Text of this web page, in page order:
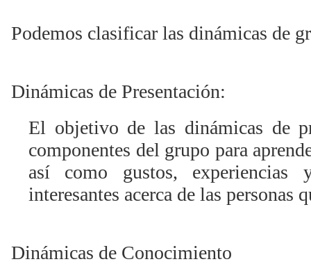
Podemos clasificar las dinámicas de
Dinámicas de Presentación:
El objetivo de las dinámicas de
componentes del grupo para
así como gustos,
interesantes acerca de las
Dinámicas de Conocimiento